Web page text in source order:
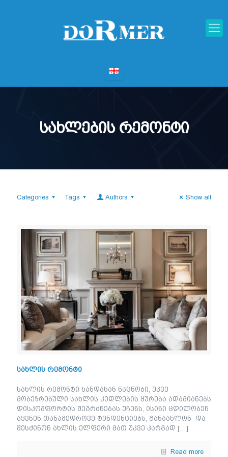
სახლების რემონტი
Categories Tags Authors Show all
სახლის რემონტი
სახლის რემონტი ხანდახან ნაცნობი, უკვე
მობეზრებული სახლის კედლების ყურება ადამიანებს
დისკომფორტის შეგრძნებას უჩენს, ისინი ცდილობენ
აყვნენ თანამედროვე ტენდენციებს, განაახლონ და
შესძინონ ახლის ელფერი მათ უკვე კარგად […]
Read more